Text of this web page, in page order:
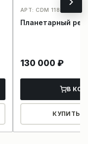
АРТ: CDM 1185_K35
Планетарный
130 000 ₽
В
КУПИТЬ В